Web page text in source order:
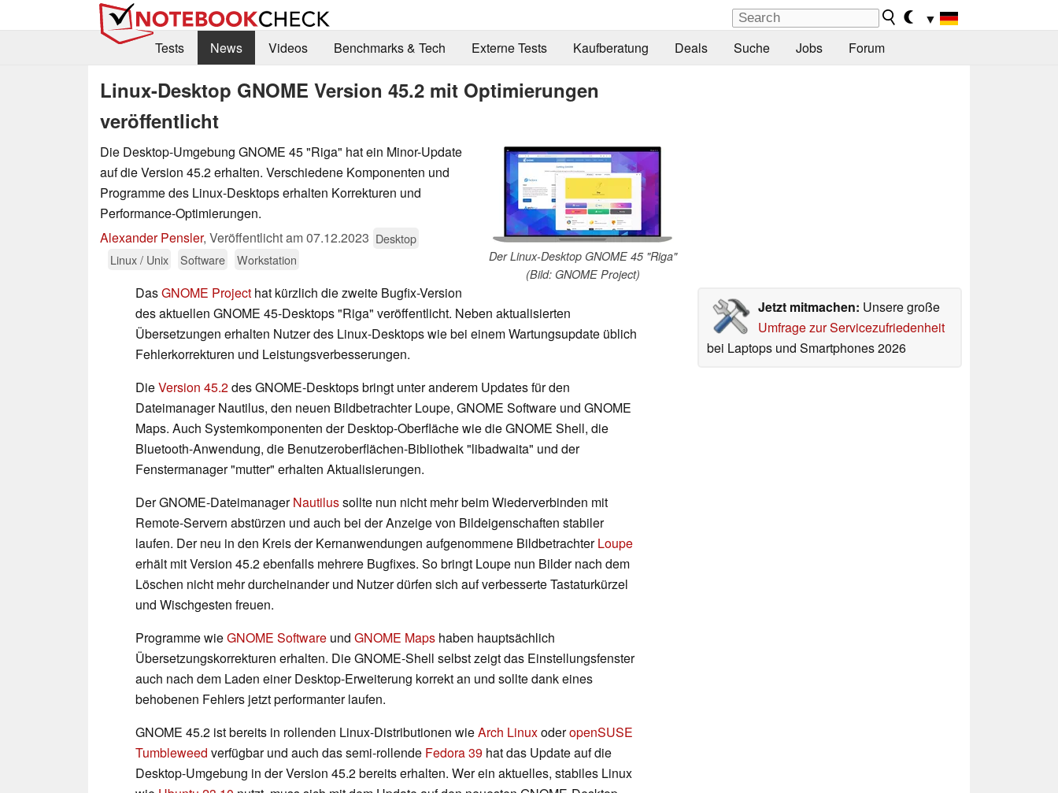
▼
Tests
News Videos Benchmarks & Tech Externe Tests Kaufberatung Deals Suche Jobs Forum
Linux-Desktop GNOME Version 45.2 mit Optimierungen
veröffentlicht
Der Linux-Desktop GNOME 45 "Riga"
(Bild: GNOME Project)
Die Desktop-Umgebung GNOME 45 "Riga" hat ein Minor-Update
auf die Version 45.2 erhalten. Verschiedene Komponenten und
Programme des Linux-Desktops erhalten Korrekturen und
Performance-Optimierungen.
Alexander Pensler, Veröffentlicht am07.12.2023 Desktop
Linux / Unix
Software Workstation
Jetzt mitmachen: Unsere große
Umfrage zur Servicezufriedenheit
bei Laptops und Smartphones 2026
DasGNOME Project hat kürzlich die zweite Bugfix-Version
des aktuellen GNOME 45-Desktops "Riga" veröffentlicht. Neben aktualisierten
Übersetzungen erhalten Nutzer des Linux-Desktops wie bei einem Wartungsupdate üblich
Fehlerkorrekturen und Leistungsverbesserungen.
DieVersion 45.2des GNOME-Desktops bringt unter anderem Updates für den
Dateimanager Nautilus, den neuen Bildbetrachter Loupe, GNOME Software und GNOME
Maps. Auch Systemkomponenten der Desktop-Oberfläche wie die GNOME Shell, die
Bluetooth-Anwendung, die Benutzeroberflächen-Bibliothek "libadwaita" und der
Fenstermanager "mutter" erhalten Aktualisierungen.
Der GNOME-DateimanagerNautilussollte nun nicht mehr beim Wiederverbinden mit
Remote-Servern abstürzen und auch bei der Anzeige von Bildeigenschaften stabiler
laufen. Der neu in den Kreis der Kernanwendungen aufgenommene BildbetrachterLoupe
erhält mit Version 45.2 ebenfalls mehrere Bugfixes. So bringt Loupe nun Bilder nach dem
Löschen nicht mehr durcheinander und Nutzer dürfen sich auf verbesserte Tastaturkürzel
und Wischgesten freuen.
Programme wieGNOME Software und GNOME Maps haben hauptsächlich
Übersetzungskorrekturen erhalten. Die GNOME-Shell selbst zeigt das Einstellungsfenster
auch nach dem Laden einer Desktop-Erweiterung korrekt an und sollte dank eines
behobenen Fehlers jetzt performanter laufen.
GNOME 45.2 ist bereits in rollenden Linux-Distributionen wieArch LinuxoderopenSUSE
Tumbleweed verfügbar und auch das semi-rollende Fedora 39 hat das Update auf die
Desktop-Umgebung in der Version 45.2 bereits erhalten. Wer ein aktuelles, stabiles Linux